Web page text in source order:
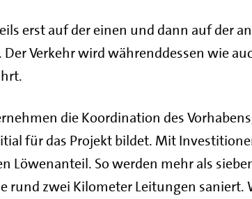
erst auf der einen und dann auf der
Verkehr wird währenddessen wie
die Koordination des
für das Projekt bildet. Mit
Löwenanteil. So werden mehr als
rund zwei Kilometer Leitungen saniert.